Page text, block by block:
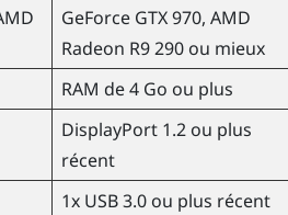
GeForceGTX 970, AMD
Radeon R9 290 ou mieux
RAM de 4 Go ou plus
DisplayPort 1.2 ou plus
récent
1x USB 3.0 ou plus récent